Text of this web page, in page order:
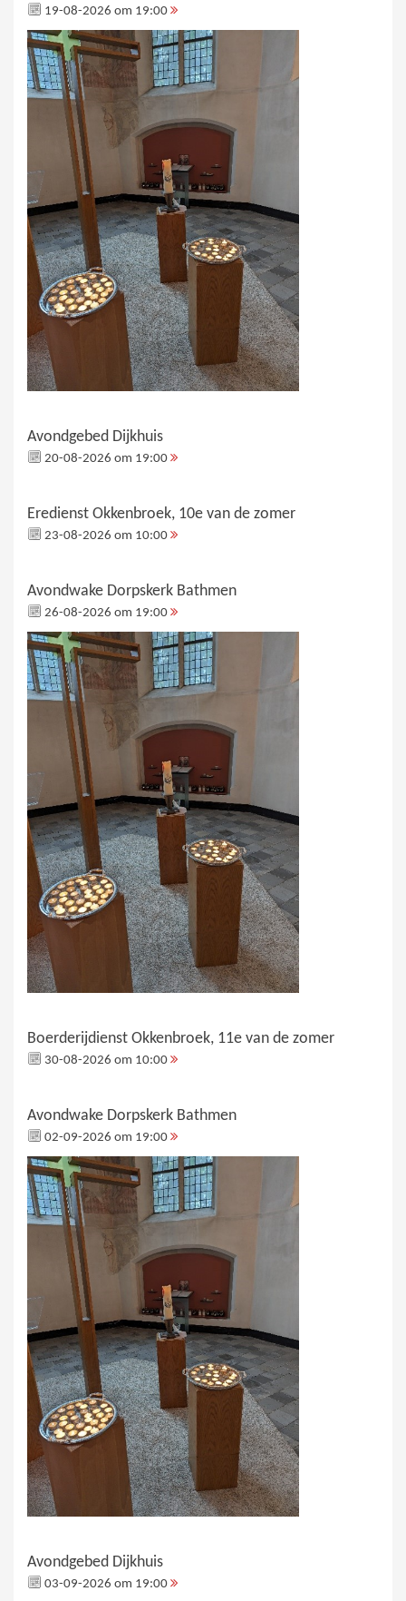
19-08-2026 om 19:00
Avondgebed Dijkhuis
20-08-2026 om 19:00
Eredienst Okkenbroek, 10e van de zomer
23-08-2026 om 10:00
Avondwake Dorpskerk Bathmen
26-08-2026 om 19:00
Boerderijdienst Okkenbroek, 11e van de zomer
30-08-2026 om 10:00
Avondwake Dorpskerk Bathmen
02-09-2026 om 19:00
Avondgebed Dijkhuis
03-09-2026 om 19:00